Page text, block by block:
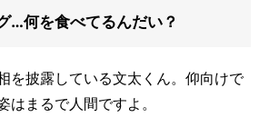
…何を食べてるんだい？
を披露している文太くん。仰向けで
はまるで人間ですよ。